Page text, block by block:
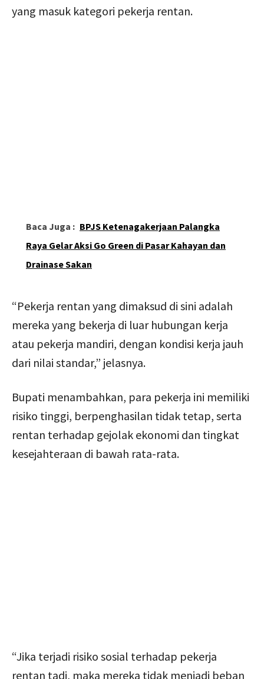
yang masuk kategori pekerja rentan.
Baca Juga : BPJS Ketenagakerjaan Palangka
Raya Gelar Aksi Go Green di Pasar Kahayan dan
Drainase Sakan
“Pekerja rentan yang dimaksud di sini adalah
mereka yang bekerja di luar hubungan kerja
atau pekerja mandiri, dengan kondisi kerja jauh
dari nilai standar,” jelasnya.
Bupati menambahkan, para pekerja ini memiliki
risiko tinggi, berpenghasilan tidak tetap, serta
rentan terhadap gejolak ekonomi dan tingkat
kesejahteraan di bawah rata-rata.
“Jika terjadi risiko sosial terhadap pekerja
rentan tadi, maka mereka tidak menjadi beban